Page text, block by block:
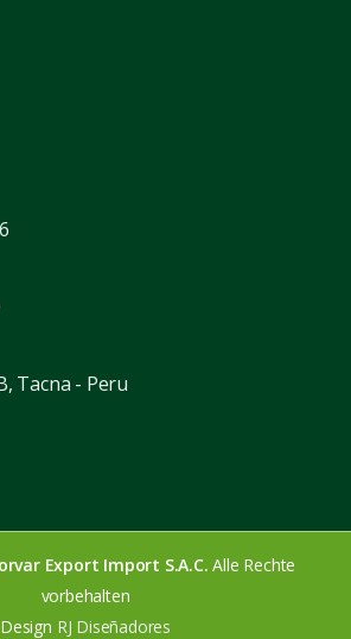
Tacna - Peru
Export Import S.A.C. Alle Rechte
vorbehalten
Design RJ Diseñadores